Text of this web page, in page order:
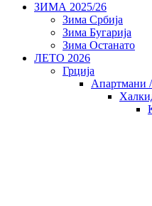
ЗИМА 2025/26
Зима Србија
Зима Бугарија
Зима Останато
ЛЕТО 2026
Грција
Апартмани /